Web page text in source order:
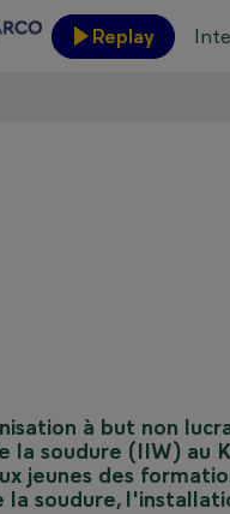
Replay
à but non
soudure (IIW) au
jeunes des
la soudure,